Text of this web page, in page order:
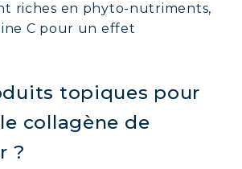
riches en phyto-nutriments,
C pour un effet
topiques pour
collagène de
?